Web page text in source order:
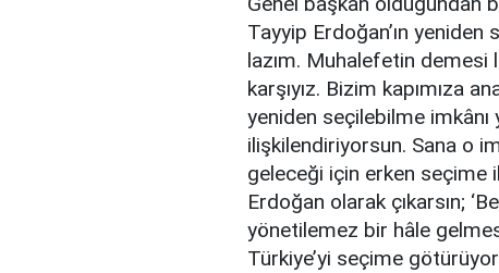
Tayyip Erdoğan’ın yeniden
lazım. Muhalefetin demesi
karşıyız. Bizim kapımıza
yeniden seçilebilme
ilişkilendiriyorsun. Sana o
geleceği için erken seçime
Erdoğan olarak çıkarsın;
yönetilemez bir hâle
Türkiye’yi seçime